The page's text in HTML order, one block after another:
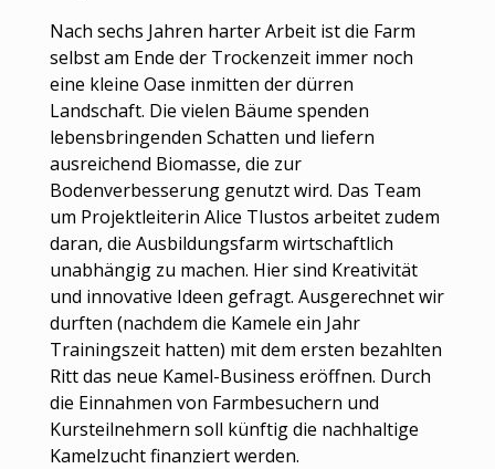
Nach sechs Jahren harter Arbeit ist die Farm
selbst am Ende der Trockenzeit immer noch
eine kleine Oase inmitten der dürren
Landschaft. Die vielen Bäume spenden
lebensbringenden Schatten und liefern
ausreichend Biomasse, die zur
Bodenverbesserung genutzt wird. Das Team
um Projektleiterin Alice Tlustos arbeitet zudem
daran, die Ausbildungsfarm wirtschaftlich
unabhängig zu machen. Hier sind Kreativität
und innovative Ideen gefragt. Ausgerechnet wir
durften (nachdem die Kamele ein Jahr
Trainingszeit hatten) mit dem ersten bezahlten
Ritt das neue Kamel-Business eröffnen. Durch
die Einnahmen von Farmbesuchern und
Kursteilnehmern soll künftig die nachhaltige
Kamelzucht finanziert werden.